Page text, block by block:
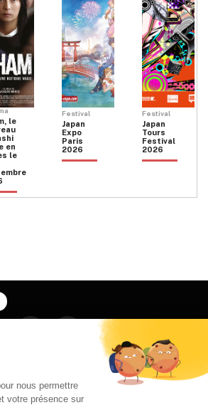
le
en
le
Festival
Japan
Expo
Paris
2026
Festival
Japan
Tours
Festival
2026
Instagram
CONTACT
DE CONFIDENTIALITÉ